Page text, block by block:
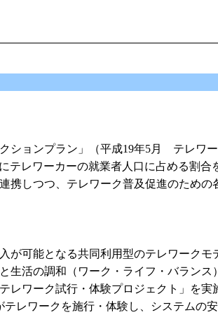
ションプラン」（平成19年5月 テレワ
テレワーカーの就業者人口に占める割合
携しつつ、テレワーク普及促進のため
可能となる共同利用型のテレワークモ
生活の調和（ワーク・ライフ・バランス
レワーク試行・体験プロジェクト」を実
レワークを施行・体験し、システムの